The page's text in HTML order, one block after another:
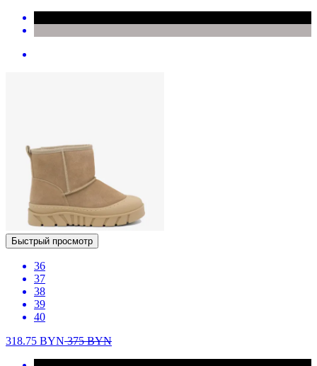
Быстрый просмотр
36
37
38
39
40
318.75 BYN375BYN